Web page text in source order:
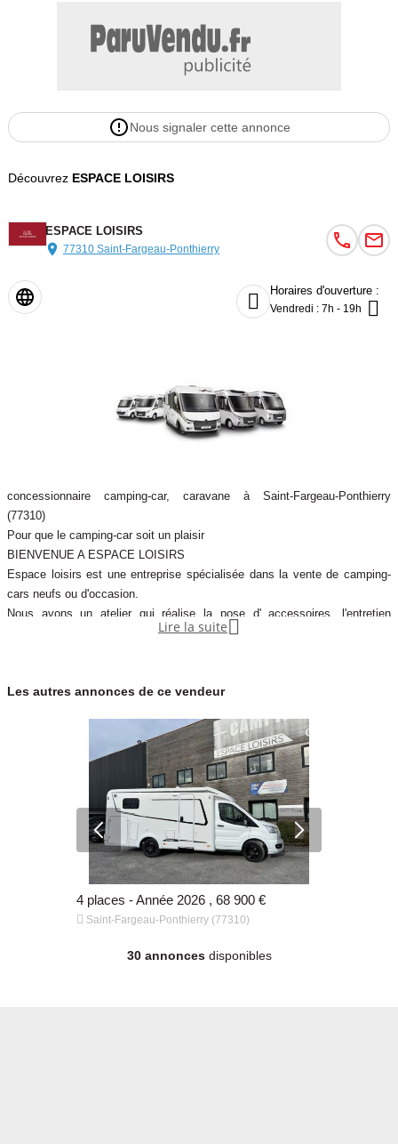
Nous signaler cette annonce
Découvrez ESPACE LOISIRS
ESPACE LOISIRS
77310 Saint-Fargeau-Ponthierry
 Horaires d'ouverture :
Vendredi : 7h - 19h 
concessionnaire camping-car, caravane à Saint-Fargeau-Ponthierry
(77310)
Pour que le camping-car soit un plaisir
BIENVENUE A ESPACE LOISIRS
Espace loisirs est une entreprise spécialisée dans la vente de camping-
cars neufs ou d'occasion.
Nous avons un atelier qui réalise la pose d' accessoires, l'entretien
dépôt-vente
Lire la suite 
Les autres annonces de ce vendeur
4 places - Année 2026 , 68 900 €
 Saint-Fargeau-Ponthierry (77310)
30 annoncesdisponibles